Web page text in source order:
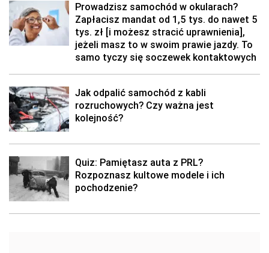
Prowadzisz samochód w okularach?
Zapłacisz mandat od 1,5 tys. do nawet 5
tys. zł [i możesz stracić uprawnienia],
jeżeli masz to w swoim prawie jazdy. To
samo tyczy się soczewek kontaktowych
Jak odpalić samochód z kabli
rozruchowych? Czy ważna jest
kolejność?
Quiz: Pamiętasz auta z PRL?
Rozpoznasz kultowe modele i ich
pochodzenie?